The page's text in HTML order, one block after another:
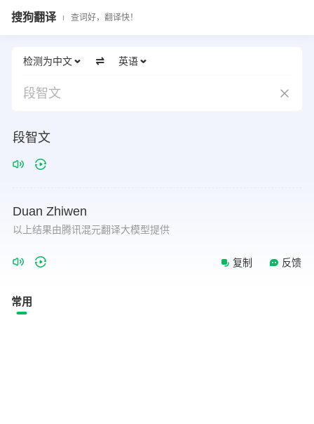
搜狗翻译 查词好，翻译快！
检测为中文 英语
段智文
段智文
Duan Zhiwen
以上结果由腾讯混元翻译大模型提供
复制 反馈
常用